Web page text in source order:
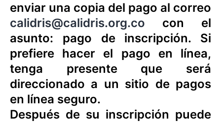
enviar una copia del pago al correo
calidris@calidris.org.co con el
asunto: pago de inscripción. Si
prefiere hacer el pago en línea,
tenga presente que será
direccionado a un sitio de pagos
en línea seguro.
Después de su inscripción puede